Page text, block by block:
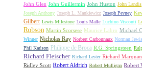
John Glen John Guillermin John Huston John Landis
Joseph Anthony Joseph L. Mankiewicz Joseph Pevney
Gilbert Lewis Milestone Louis Malle Luchino Visconti
Robson Martin Scorsese Maurice Labro Michael
Winner Nicholas Ray Norbert Carbonnaux Norman
Phil Karlson
Philippe de Broca R.G. Springsteen
Richard Fleischer Richard Lester Richard
Ridley Scott Robert Aldrich Robert Mulligan Robert